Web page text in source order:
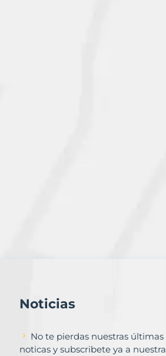
Noticias
No te pierdas nuestras últimas
noticas y subscribete ya a nuestra